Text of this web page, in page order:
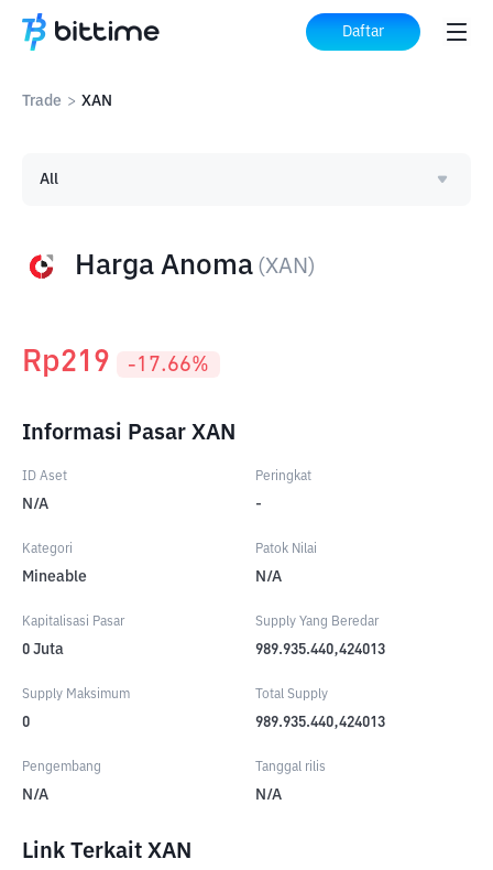
Daftar
Trade > XAN
Harga Anoma (XAN )
All
Rp219 -17.66%
Informasi Pasar XAN
ID Aset
N/A
Peringkat
-
Kategori
Mineable
Patok Nilai
N/A
Kapitalisasi Pasar
0 Juta
Supply Yang Beredar
989.935.440,424013
Supply Maksimum
0
Total Supply
989.935.440,424013
Pengembang
N/A
Tanggal rilis
N/A
Link Terkait XAN